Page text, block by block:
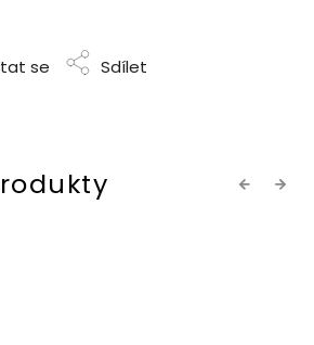
se Sdílet
Previous
Next